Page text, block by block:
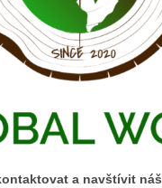
a navštívit